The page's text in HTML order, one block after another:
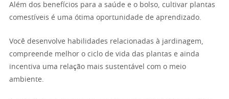
Além dos benefícios para a saúde e o bolso, cultivar plantas
comestíveis é uma ótima oportunidade de aprendizado.
Você desenvolve habilidades relacionadas à jardinagem,
compreende melhor o ciclo de vida das plantas e ainda
incentiva uma relação mais sustentável com o meio
ambiente.